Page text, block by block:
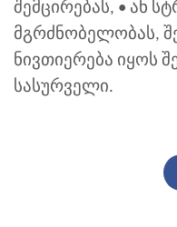
შემცირებას, • ან
მგრძნობელობას,
ნივთიერება იყოს
სასურველი.